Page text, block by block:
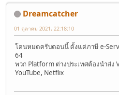
Dreamcatcher
01 ตุลาคม 2021, 22:18:10
โดนหมดครับตอนนี้ ตั้งแต่ภาษี e-
64
พวก Platform ต่างประเทศต้องนำส่ง
YouTube, Netflix